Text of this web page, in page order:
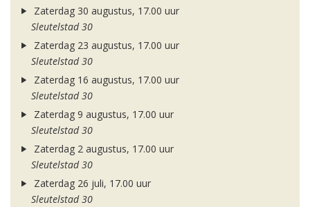
Zaterdag 30 augustus, 17.00 uur
Sleutelstad 30
Zaterdag 23 augustus, 17.00 uur
Sleutelstad 30
Zaterdag 16 augustus, 17.00 uur
Sleutelstad 30
Zaterdag 9 augustus, 17.00 uur
Sleutelstad 30
Zaterdag 2 augustus, 17.00 uur
Sleutelstad 30
Zaterdag 26 juli, 17.00 uur
Sleutelstad 30